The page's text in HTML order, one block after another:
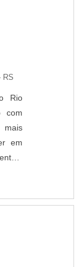
até
RS
Rio
com
mais
em
Por